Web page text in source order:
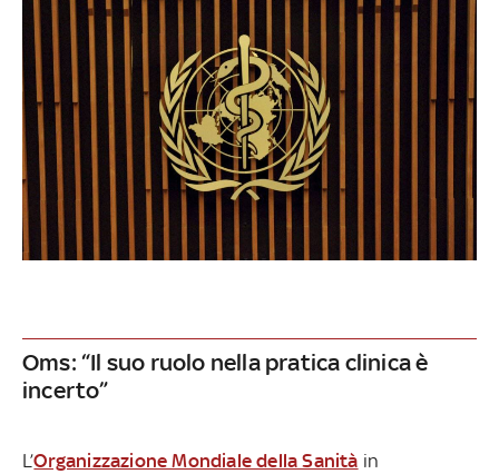
Oms: “Il suo ruolo nella pratica clinica è
incerto”
L’Organizzazione Mondiale della Sanità in